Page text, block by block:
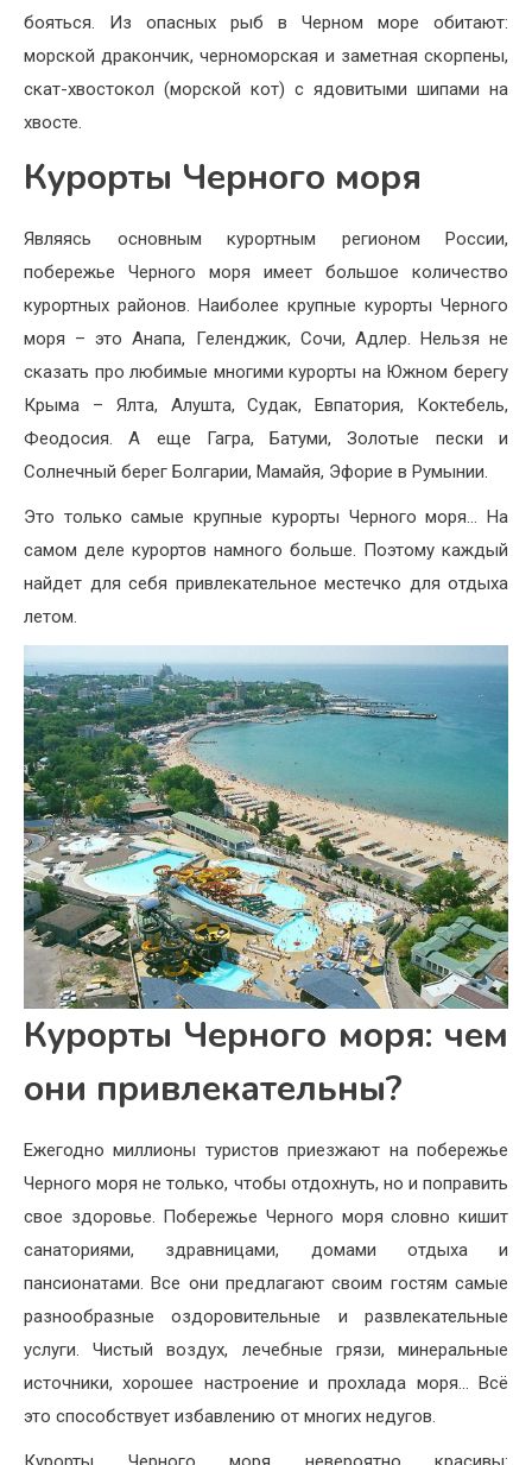
бояться. Из опасных рыб в Черном море обитают:
морской дракончик, черноморская и заметная скорпены,
скат-хвостокол (морской кот) с ядовитыми шипами на
хвосте.
Курорты Черного моря
Являясь основным курортным регионом России,
побережье Черного моря имеет большое количество
курортных районов. Наиболее крупные курорты Черного
моря – это Анапа, Геленджик, Сочи, Адлер. Нельзя не
сказать про любимые многими курорты на Южном берегу
Крыма – Ялта, Алушта, Судак, Евпатория, Коктебель,
Феодосия. А еще Гагра, Батуми, Золотые пески и
Солнечный берег Болгарии, Мамайя, Эфорие в Румынии.
Это только самые крупные курорты Черного моря… На
самом деле курортов намного больше. Поэтому каждый
найдет для себя привлекательное местечко для отдыха
летом.
Курорты Черного моря: чем
они привлекательны?
Ежегодно миллионы туристов приезжают на побережье
Черного моря не только, чтобы отдохнуть, но и поправить
свое здоровье. Побережье Черного моря словно кишит
санаториями, здравницами, домами отдыха и
пансионатами. Все они предлагают своим гостям самые
разнообразные оздоровительные и развлекательные
услуги. Чистый воздух, лечебные грязи, минеральные
источники, хорошее настроение и прохлада моря… Всё
это способствует избавлению от многих недугов.